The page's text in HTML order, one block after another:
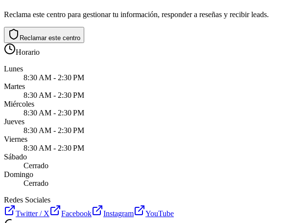
Reclama este centro para gestionar tu información, responder a reseñas y recibir leads.
Reclamar este centro
Horario
Lunes
8:30 AM - 2:30 PM
Martes
8:30 AM - 2:30 PM
Miércoles
8:30 AM - 2:30 PM
Jueves
8:30 AM - 2:30 PM
Viernes
8:30 AM - 2:30 PM
Sábado
Cerrado
Domingo
Cerrado
Redes Sociales
Twitter / X
Facebook Instagram YouTube